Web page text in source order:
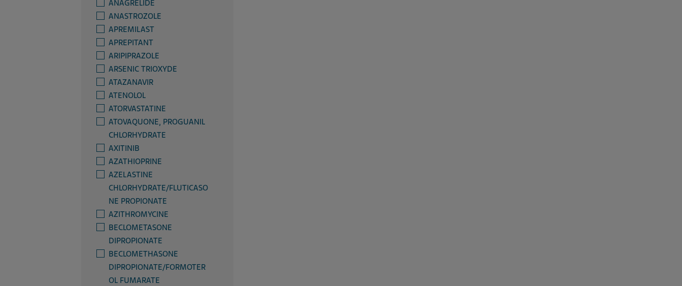
ANAGRELIDE
ANASTROZOLE
APREMILAST
APREPITANT
ARIPIPRAZOLE
ARSENIC TRIOXYDE
ATAZANAVIR
ATENOLOL
ATORVASTATINE
ATOVAQUONE, PROGUANIL
CHLORHYDRATE
AXITINIB
AZATHIOPRINE
AZELASTINE
CHLORHYDRATE/FLUTICASO
NE PROPIONATE
AZITHROMYCINE
BECLOMETASONE
DIPROPIONATE
BECLOMETHASONE
DIPROPIONATE/FORMOTER
OL FUMARATE